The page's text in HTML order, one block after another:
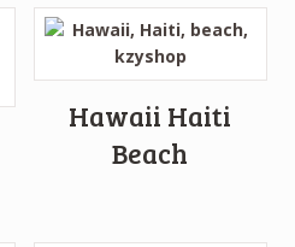
Hawaii Haiti
Beach